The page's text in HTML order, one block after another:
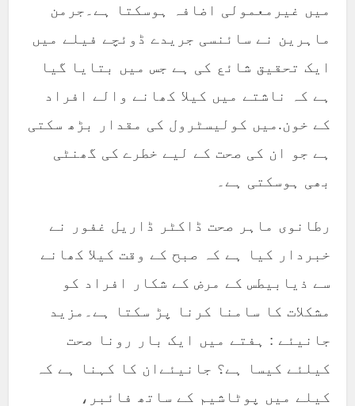
میں غیرمعمولی اضافہ ہوسکتا ہے۔جرمن
ماہرین نے سائنسی جریدے ڈوئچے فیلے میں
ایک تحقیق شائع کی ہے جس میں بتایا گیا
ہے کہ ناشتے میں کیلا کھانے والے افراد
کے خون.میں کولیسٹرول کی مقدار بڑھ سکتی
ہے جو ان کی صحت کے لیے خطرے کی گھنٹی
بھی ہوسکتی ہے۔
رطانوی ماہر صحت ڈاکٹر ڈاریل غفور نے
خبردار کیا ہے کہ صبح کے وقت کیلا کھانے
سے ذیابیطس کے مرض کے شکار افراد کو
مشکلات کا سامنا کرنا پڑ سکتا ہے۔مزید
جانیئے : ہفتے میں ایک بار رونا صحت
کیلئے کیسا ہے؟ جانیئےان کا کہنا ہے کہ
کیلے میں پوٹاشیم کے ساتھ فائبر،